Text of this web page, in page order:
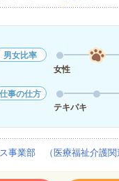
男女比率
女性
仕事の仕方
テキパキ
事業部 （医療福祉介護関